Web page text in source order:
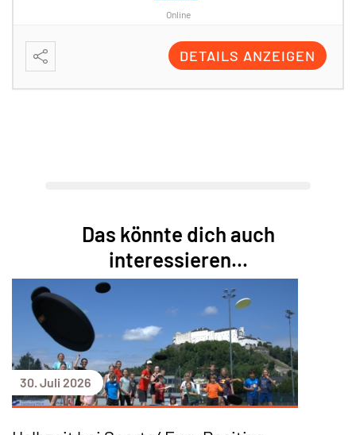
Online
DETAILS ANZEIGEN
Das könnte dich auch
interessieren...
30. Juli 2026